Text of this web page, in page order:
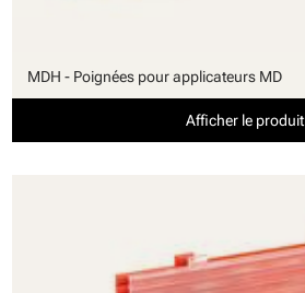
MDH - Poignées pour applicateurs MD
Afficher le produit